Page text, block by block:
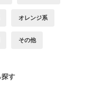
オレンジ系
その他
す